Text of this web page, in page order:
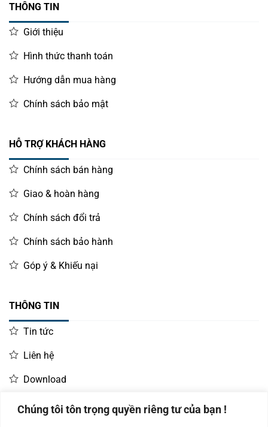
Chúng tôi tôn trọng quyền riêng tư của bạn !
THÔNG TIN
Giới thiệu
Hình thức thanh toán
Hướng dẫn mua hàng
Chính sách bảo mật
HỖ TRỢ KHÁCH HÀNG
Chính sách bán hàng
Giao & hoàn hàng
Chính sách đổi trả
Chính sách bảo hành
Góp ý & Khiếu nại
THÔNG TIN
Tin tức
Liên hệ
Download
LIÊN HỆ MUA HÀNG